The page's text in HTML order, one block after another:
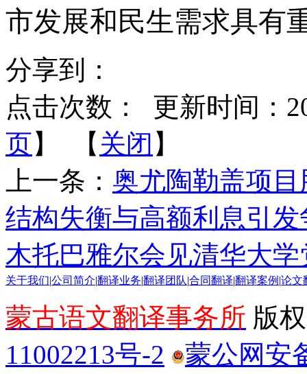
市发展和民生需求具有
分享到：
点击次数：
更新时间：
页】 【 关闭 】
上一条： 奥尤陶勒盖项
结构失衡与高额利息引发
木托巴雅尔会见清华大
关于我们 公司简介 翻译业务 翻译团队 合同翻译 翻译案例 论文
蒙古语文翻译事务所 版
11002213号-2
蒙公网安